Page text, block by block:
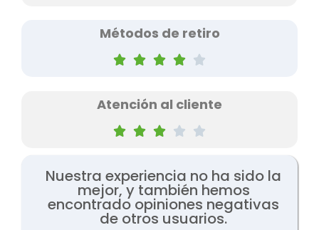
Métodos de retiro
    
Atención al cliente
    
Nuestra experiencia no ha sido la
mejor, y también hemos
encontrado opiniones negativas
de otros usuarios.